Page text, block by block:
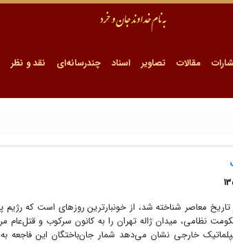
مقالات تصاویر اسناد چندرسانه‌ای نقد و نظر
«جمعه سیاه» در تاریخ معاصر شناخته شد، از خونبارترین روزهای است که
نظامی، میدان ژاله تهران را به کانون سرکوب و قتل‌عام
خارجی نشان می‌دهد شمار جان‌باختگان این فاجعه